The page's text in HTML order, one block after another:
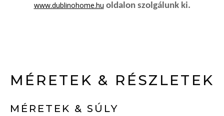
www.dublinohome.hu oldalon szolgálunk ki.
MÉRETEK & RÉSZLETEK
MÉRETEK & SÚLY